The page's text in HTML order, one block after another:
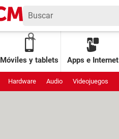
Móviles y tablets Apps e Internet
Hardware Audio Videojuegos